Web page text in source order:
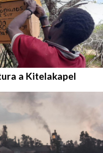
a Kitelakapel